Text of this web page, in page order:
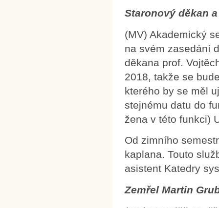
Staronový děkan
(MV) Akademický
na svém zasedání
děkana prof.
2018, takže se
kterého by se měl
stejnému datu do
žena v této funkci)
Od zimního
kaplana. Touto
asistent Katedry
Zemřel Martin